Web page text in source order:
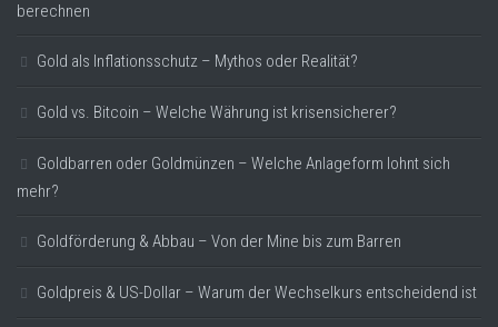
berechnen
Gold als Inflationsschutz – Mythos oder Realität?
Gold vs. Bitcoin – Welche Währung ist krisensicherer?
Goldbarren oder Goldmünzen – Welche Anlageform lohnt sich
mehr?
Goldförderung & Abbau – Von der Mine bis zum Barren
Goldpreis & US-Dollar – Warum der Wechselkurs entscheidend ist